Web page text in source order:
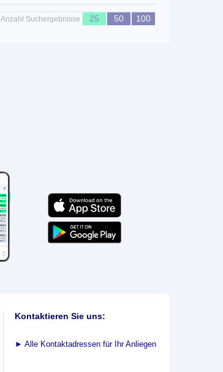
Anzahl Suchergebnisse 25 50 100
Kontaktieren Sie uns:
► Alle Kontaktadressen für Ihr Anliegen